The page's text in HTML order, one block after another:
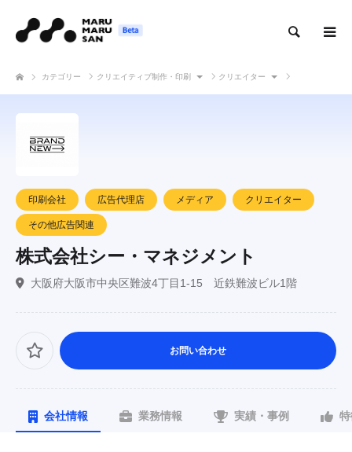
カテゴリー クリエイティブ制作・印刷 クリエイター
印刷会社 広告代理店 メディア クリエイター
その他広告関連
株式会社シー・マネジメント
大阪府大阪市中央区難波4丁目1-15 近鉄難波ビル1階
お問い合わせ
会社情報 業務情報 実績・事例